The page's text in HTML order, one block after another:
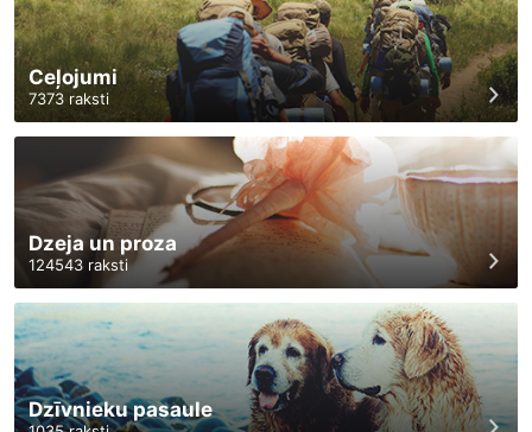
Ceļojumi
7373 raksti
Dzeja un proza
124543 raksti
Dzīvnieku pasaule